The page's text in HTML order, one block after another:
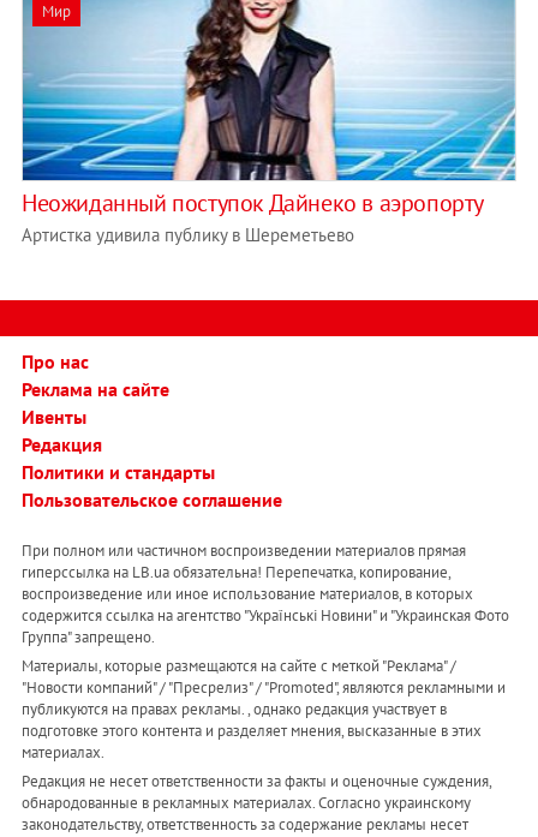
Мир
Неожиданный поступок Дайнеко в аэропорту
Артистка удивила публику в Шереметьево
Про нас
Реклама на сайте
Ивенты
Редакция
Политики и стандарты
Пользовательское соглашение
При полном или частичном воспроизведении материалов прямая
гиперссылка на LB.ua обязательна! Перепечатка, копирование,
воспроизведение или иное использование материалов, в которых
содержится ссылка на агентство "Українськi Новини" и "Украинская Фото
Группа" запрещено.
Материалы, которые размещаются на сайте с меткой "Реклама" /
"Новости компаний" / "Пресрелиз" / "Promoted", являются рекламными и
публикуются на правах рекламы. , однако редакция участвует в
подготовке этого контента и разделяет мнения, высказанные в этих
материалах.
Редакция не несет ответственности за факты и оценочные суждения,
обнародованные в рекламных материалах. Согласно украинскому
законодательству, ответственность за содержание рекламы несет